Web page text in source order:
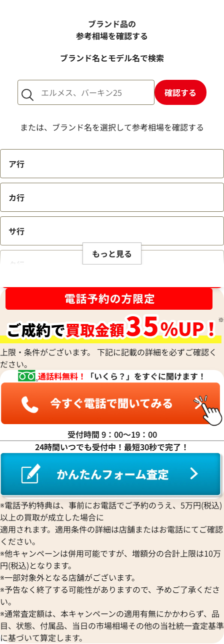
売却するか悩んでいるのですが、査定だけお願いできます
1点からでも査定できますか？
ブランド品の
参考相場を確認する
ブランド名とモデル名で検索
確認する
または、ブランド名を選択して参考相場を確認する
ア行
カ行
サ行
タ行
ハ行
マ行
ヤ行
ワ行
もっと見る
上限・条件がございます。 下記に記載の詳細を必ずご確認く
ださい。
通話料無料！
「いくら？」をすぐに聞けます！
受付時間 9：00〜19：00
24時間いつでも受付中！最短30秒で完了！
※電話予約特典は、事前にお電話でご予約のうえ、5万円(税込)
以上の買取が成立した場合に
適用されます。適用条件の詳細は店舗またはお電話にてご確認
ください。
※他キャンペーンは併用可能ですが、増額分の合計上限は10万
円(税込)となります。
※一部対象外となる店舗がございます。
※予告なく終了する可能性がありますので、予めご了承くださ
い。
※通常査定額は、本キャンペーンの適用有無にかかわらず、品
目、状態、付属品、当日の市場相場その他の当社統一査定基準
に基づいて算定します。